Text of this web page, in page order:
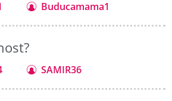
Buducamama1
SAMIR36